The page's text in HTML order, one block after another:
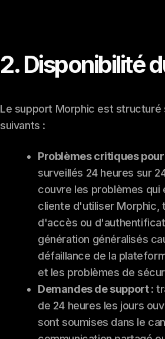
2. Disponibilité
Le support Morphic est structuré
suivants :
Problèmes critiques
surveillés 24 heures sur
couvre les problèmes qui
cliente d'utiliser Morphic,
d'accès ou
génération généralisés
défaillance de la
et les problèmes de
Demandes de support :
de 24 heures les jours
sont soumises dans le